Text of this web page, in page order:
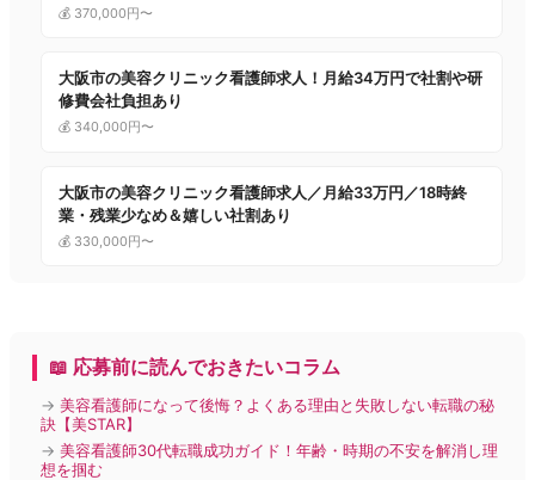
💰 370,000円〜
大阪市の美容クリニック看護師求人！月給34万円で社割や研
修費会社負担あり
💰 340,000円〜
大阪市の美容クリニック看護師求人／月給33万円／18時終
業・残業少なめ＆嬉しい社割あり
💰 330,000円〜
📖 応募前に読んでおきたいコラム
→美容看護師になって後悔？よくある理由と失敗しない転職の秘
訣【美STAR】
→美容看護師30代転職成功ガイド！年齢・時期の不安を解消し理
想を掴む